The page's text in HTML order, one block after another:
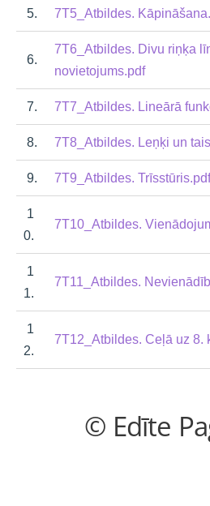
5. 7T5_Atbildes.
6.
7T6_Atbildes. Divu riņķa
novietojums.pdf
7. 7T7_Atbildes. Lineārā
8. 7T8_Atbildes. Leņķi un
9. 7T9_Atbildes. Trīsstūris.pdf
1
0.
7T10_Atbildes.
1
1.
7T11_Atbildes.
1
2.
7T12_Atbildes. Ceļā uz 8.
© Edīte